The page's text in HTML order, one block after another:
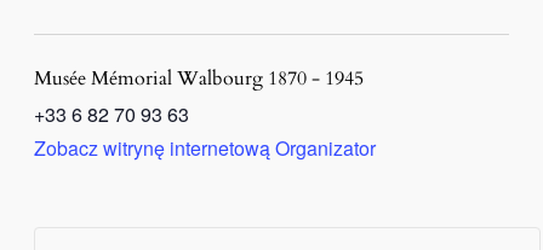
Musée Mémorial Walbourg 1870 - 1945
+33 6 82 70 93 63
Zobacz witrynę internetową Organizator